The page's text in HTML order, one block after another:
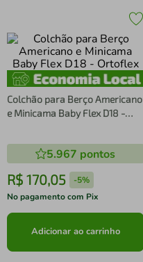
Colchão para Berço Americano
e Minicama Baby Flex D18 -
5.967 pontos
R$ 170,05 -5%
No pagamento com Pix
Adicionar ao carrinho